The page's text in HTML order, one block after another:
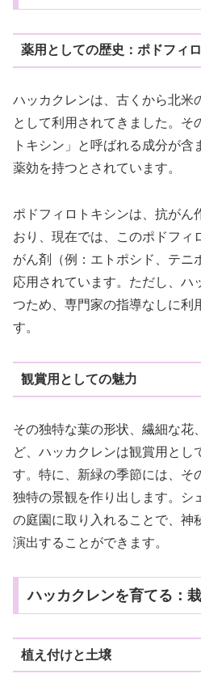
薬用としての歴史：ポドフィ
ハッカクレンは、古くから北米
として利用されてきました。そ
トキシン」と呼ばれる成分が
薬効を持つとされています。
ポドフィロトキシンは、抗がん
おり、現在では、このポドフィ
がん剤（例：エトポシド、テニ
応用されています。ただし、ハ
つため、専門家の指導なしに利
す。
観賞用としての魅力
その独特な葉の形状、繊細な花
ど、ハッカクレンは観賞用とし
す。特に、新緑の季節には、そ
独特の景観を作り出します。シ
の庭園に取り入れることで、神
演出することができます。
ハッカクレンを育てる：
植え付けと土壌